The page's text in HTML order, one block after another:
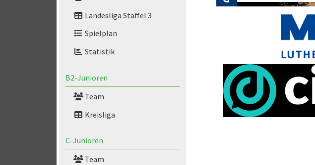
Landesliga Staffel 3
Spielplan
Statistik
B2-Junioren
Team
Kreisliga
C-Junioren
Team